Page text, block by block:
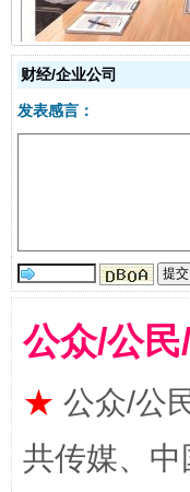
财经/企业公司
发表感言：
公众/公
★ 公众/公
共传媒、